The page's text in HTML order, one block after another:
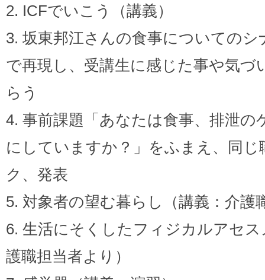
2. ICFでいこう（講義）
3. 坂東邦江さんの食事についての
で再現し、受講生に感じた事や気
らう
4. 事前課題「あなたは食事、排泄の
にしていますか？」をふまえ、同
ク、発表
5. 対象者の望む暮らし（講義：介護
6. 生活にそくしたフィジカルアセ
護職担当者より）